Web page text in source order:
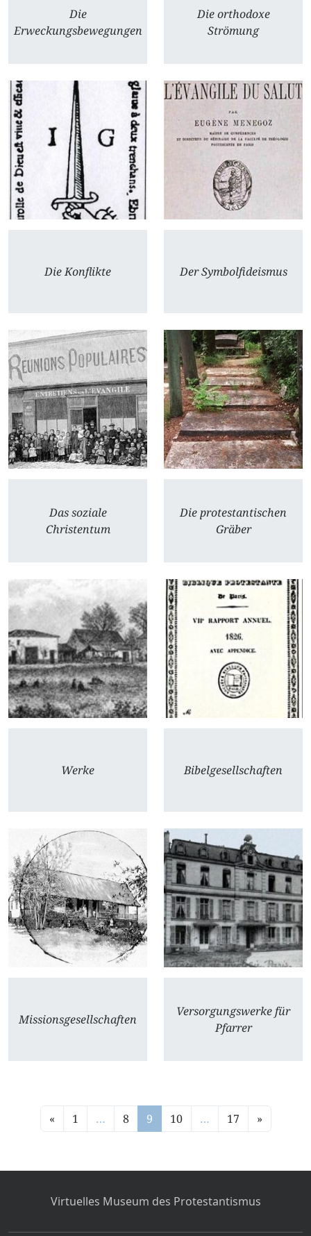
Die
Erweckungsbewegungen
Die orthodoxe
Strömung
Die Konflikte Der Symbolfideismus
Das soziale
Christentum
Die protestantischen
Gräber
Werke Bibelgesellschaften
Missionsgesellschaften
Versorgungswerke für
Pfarrer
« 1 … 8 9 10 … 17 »
Virtuelles Museum des Protestantismus